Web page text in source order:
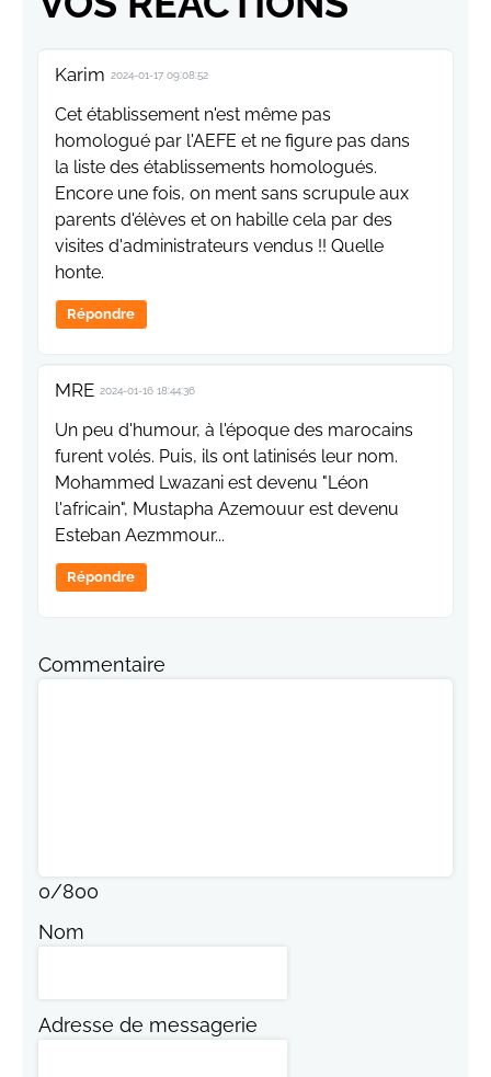
Karim 2024-01-17 09:08:52
Cet établissement n'est même pas
homologué par l'AEFE et ne figure pas dans
la liste des établissements homologués.
Encore une fois, on ment sans scrupule aux
parents d'élèves et on habille cela par des
visites d'administrateurs vendus !! Quelle
honte.
Répondre
MRE 2024-01-16 18:44:36
Un peu d'humour, à l'époque des marocains
furent volés. Puis, ils ont latinisés leur nom.
Mohammed Lwazani est devenu "Léon
l'africain", Mustapha Azemouur est devenu
Esteban Aezmmour...
Répondre
Commentaire
0/800
Nom
Adresse de messagerie